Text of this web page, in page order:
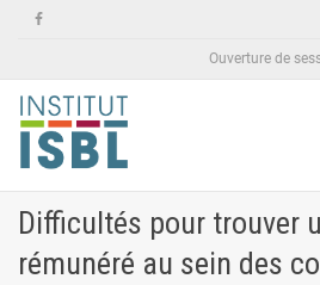
Ouverture de
Difficultés pour trouver
rémunéré au sein des